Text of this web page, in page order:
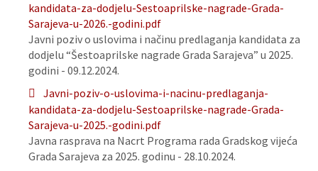
kandidata-za-dodjelu-Sestoaprilske-nagrade-Grada-
Sarajeva-u-2026.-godini.pdf
Javni poziv o uslovima i načinu predlaganja kandidata za
dodjelu “Šestoaprilske nagrade Grada Sarajeva” u 2025.
godini - 09.12.2024.
Javni-poziv-o-uslovima-i-nacinu-predlaganja-
kandidata-za-dodjelu-Sestoaprilske-nagrade-Grada-
Sarajeva-u-2025.-godini.pdf
Javna rasprava na Nacrt Programa rada Gradskog vijeća
Grada Sarajeva za 2025. godinu - 28.10.2024.